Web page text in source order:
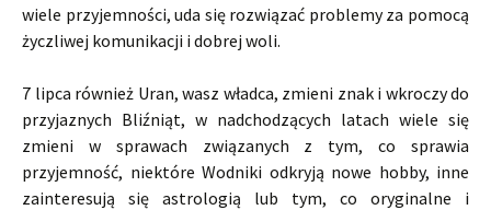
wiele przyjemności, uda się rozwiązać problemy za pomocą
życzliwej komunikacji i dobrej woli.
7 lipca również Uran, wasz władca, zmieni znak i wkroczy do
przyjaznych Bliźniąt, w nadchodzących latach wiele się
zmieni w sprawach związanych z tym, co sprawia
przyjemność, niektóre Wodniki odkryją nowe hobby, inne
zainteresują się astrologią lub tym, co oryginalne i